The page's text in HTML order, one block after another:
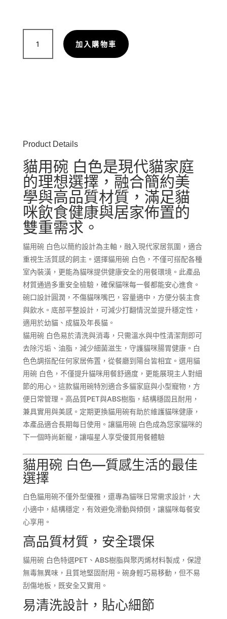
碗
觀
質
感
設
計
安
全
耐
用
寵
物
餐
數
量
加入購物車
Product Details
貓用碗 白色是現代貓家庭
的理想選擇，融合簡約美
學與高品質材質，滿足貓
咪飲食健康與居家佈置的
雙重需求。
貓用碗 白色以簡約設計為主軸，融入現代家居氛圍，適合
重視生活質感的飼主。選擇貓用碗 白色，不僅可搭配各種
室內裝潢，更能為貓咪提供健康安全的用餐環境。此產品
材質通過多重安全檢驗，確保貓咪每一餐都能安心進食。
碗口設計圓潤，不傷貓咪嘴巴，容量適中，方便分裝主食
與飲水。底部平整設計，可減少打翻情況並提升穩定性，
適用於幼貓、成貓及年長貓。
貓用碗 白色易於清洗與消毒，只需溫水與中性清潔劑即可
去除污垢、油脂，減少細菌滋生，守護貓咪腸胃健康。白
色色調搭配任何家居佈置，從餐廳到陽台皆相宜。選用貓
用碗 白色，不僅提升貓咪用餐舒適度，更能展現主人對細
節的用心。這款貓用碗特別適合多貓家庭與小型寵物，方
便日常管理。高品質PET與ABS樹脂，結構穩固且耐用，
兼具實用與美感。定期更換貓用碗有助於維護貓咪健康，
本產品適合長期每日使用。讓貓用碗 白色成為您家貓咪的
下一個時尚新寵，讓喵星人享受優質用餐體驗
貓用碗 白色—質感生活的最佳
選擇
白色貓用碗不僅外型優雅，還專為貓咪日常需求設計，大
小適中，結構穩定，有效避免滑動與傾倒，讓貓咪每餐安
心享用。
高品質材質，安全環保
貓用碗 白色特選PET、ABS樹脂與聚丙烯材料製成，保證
無毒無異味，且質地堅固耐用。碗身輕巧易移動，但不易
刮傷地板，既安全又實用。
易清洗設計，貼心細節